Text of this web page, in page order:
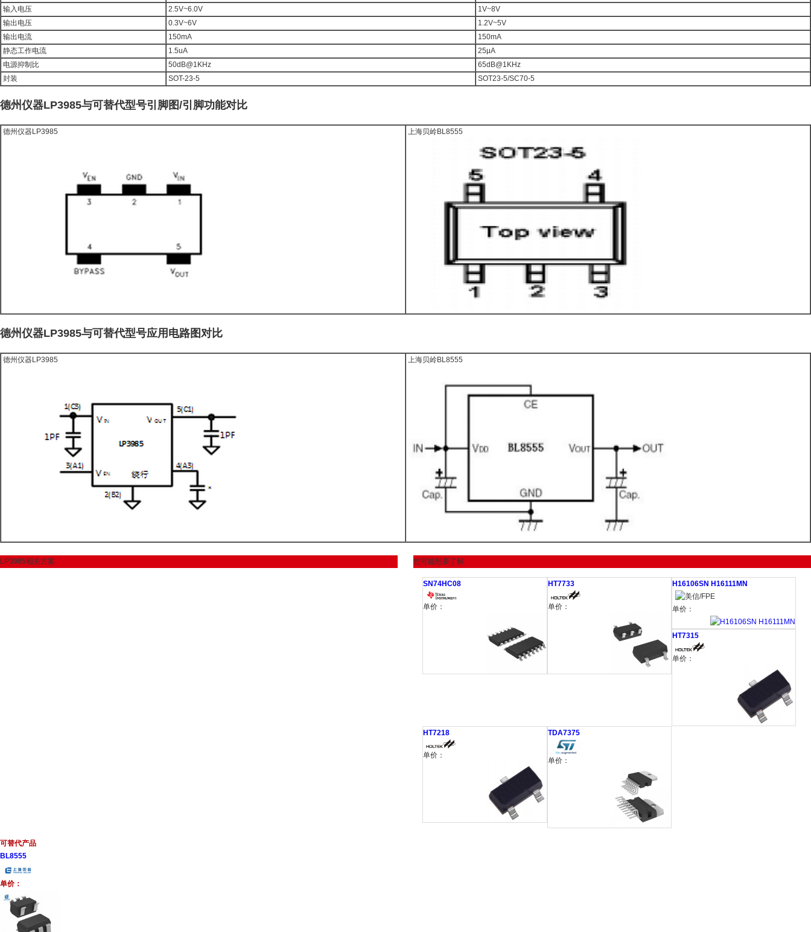
输入电压
2.5V~6.0V
1V~8V
输出电压
0.3V~6V
1.2V~5V
输出电流
150mA
150mA
静态工作电流
1.5uA
25μA
电源抑制比
50dB@1KHz
65dB@1KHz
封装
SOT-23-5 SOT23-5/SC70-5
德州仪器LP3985与可替代型号引脚图/引脚功能对比
德州仪器LP3985 上海贝岭BL8555
德州仪器LP3985与可替代型号应用电路图对比
德州仪器LP3985 上海贝岭BL8555
LP3985相关方案 您可能想要了解
SN74HC08
单价：
HT7733
单价：
H16106SN H16111MN
单价：
HT7315
单价：
HT7218
单价：
TDA7375
单价：
可替代产品
BL8555
单价：